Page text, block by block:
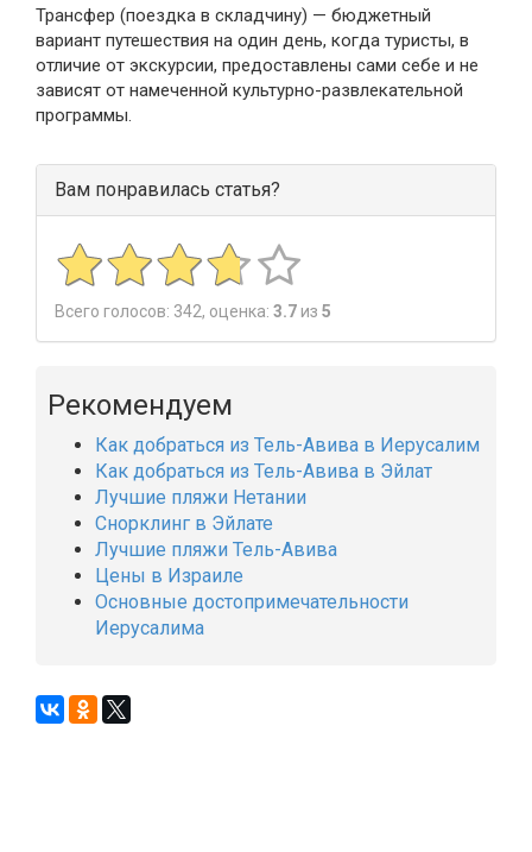
Трансфер (поездка в складчину) — бюджетный
вариант путешествия на один день, когда туристы, в
отличие от экскурсии, предоставлены сами себе и не
зависят от намеченной культурно-развлекательной
программы.
Вам понравилась статья?
Всего голосов: 342, оценка: 3.7 из 5
Рекомендуем
Как добраться из Тель-Авива в Иерусалим
Как добраться из Тель-Авива в Эйлат
Лучшие пляжи Нетании
Снорклинг в Эйлате
Лучшие пляжи Тель-Авива
Цены в Израиле
Основные достопримечательности
Иерусалима